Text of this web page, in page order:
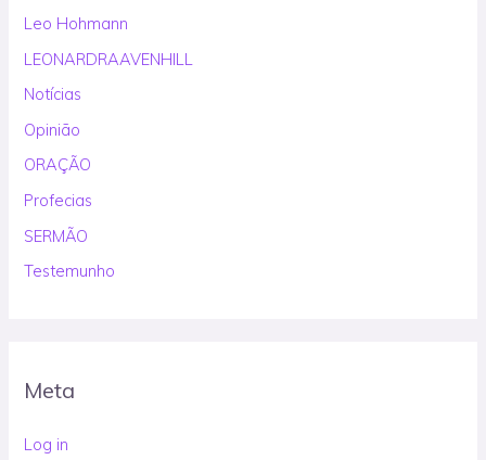
Leo Hohmann
LEONARDRAAVENHILL
Notícias
Opinião
ORAÇÃO
Profecias
SERMÃO
Testemunho
Meta
Log in